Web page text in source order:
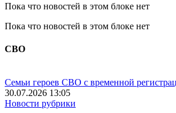
Пока что новостей в этом блоке нет
Пока что новостей в этом блоке нет
СВО
Семьи героев СВО с временной
30.07.2026 13:05
Новости рубрики